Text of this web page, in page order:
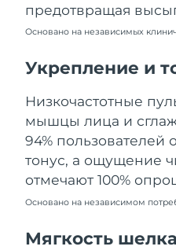
предотвращая
Основано на независимых
Укрепление и
Низкочастотные
мышцы лица и
94% пользователей
тонус, а ощущение
отмечают 100%
Основано на независимом
Мягкость шелка
Польша
Португалия
Пуэрто-Рико
Катар